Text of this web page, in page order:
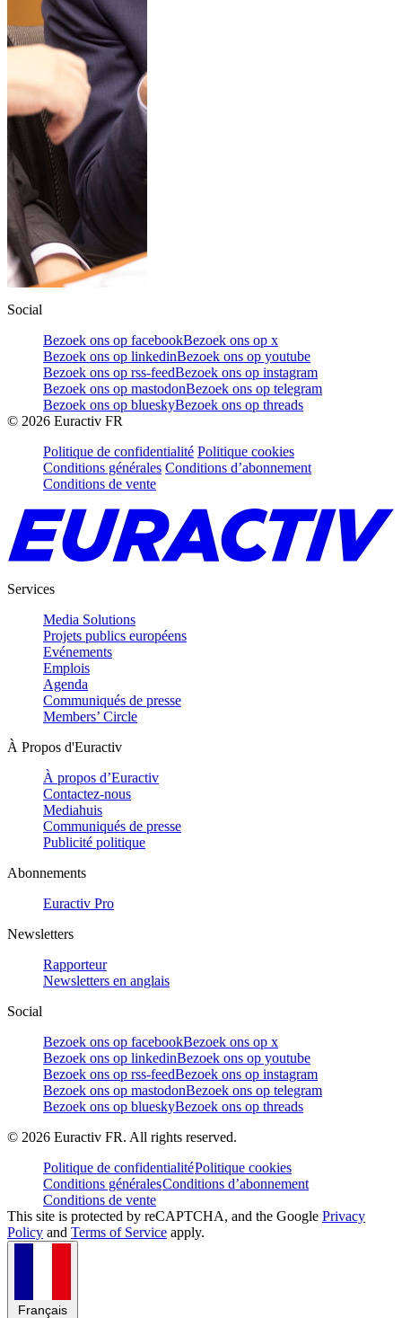
Social
Bezoek ons op facebookBezoek ons op x
Bezoek ons op linkedinBezoek ons op youtube
Bezoek ons op rss-feedBezoek ons op instagram
Bezoek ons op mastodonBezoek ons op telegram
Bezoek ons op blueskyBezoek ons op threads
© 2026 Euractiv FR
Politique de confidentialité Politique cookies
Conditions générales Conditions d’abonnement
Conditions de vente
Services
Media Solutions
Projets publics européens
Evénements
Emplois
Agenda
Communiqués de presse
Members’ Circle
À Propos d'Euractiv
À propos d’Euractiv
Contactez-nous
Mediahuis
Communiqués de presse
Publicité politique
Abonnements
Euractiv Pro
Newsletters
Rapporteur
Newsletters en anglais
Social
Bezoek ons op facebookBezoek ons op x
Bezoek ons op linkedinBezoek ons op youtube
Bezoek ons op rss-feedBezoek ons op instagram
Bezoek ons op mastodonBezoek ons op telegram
Bezoek ons op blueskyBezoek ons op threads
© 2026 Euractiv FR. All rights reserved.
Politique de confidentialitéPolitique cookies
Conditions généralesConditions d’abonnement
Conditions de vente
This site is protected by reCAPTCHA, and the Google Privacy
Policy and Terms of Service apply.
Français